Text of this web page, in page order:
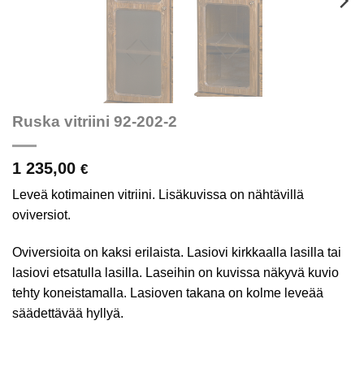
Ruska vitriini 92-202-2
1 235,00 €
Leveä kotimainen vitriini. Lisäkuvissa on nähtävillä
oviversiot.
Oviversioita on kaksi erilaista. Lasiovi kirkkaalla lasilla tai
lasiovi etsatulla lasilla. Laseihin on kuvissa näkyvä kuvio
tehty koneistamalla. Lasioven takana on kolme leveää
säädettävää hyllyä.